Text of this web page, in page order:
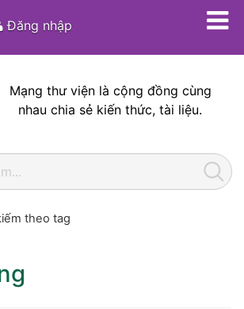
Đăng nhập
Mạng thư viện là cộng đồng cùng
nhau chia sẻ kiến thức, tài liệu.
theo tag